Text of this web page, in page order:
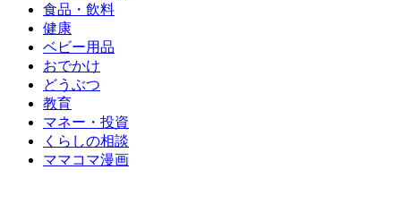
食品・飲料
健康
ベビー用品
おでかけ
どうぶつ
教育
マネー・投資
くらしの相談
ママコマ漫画